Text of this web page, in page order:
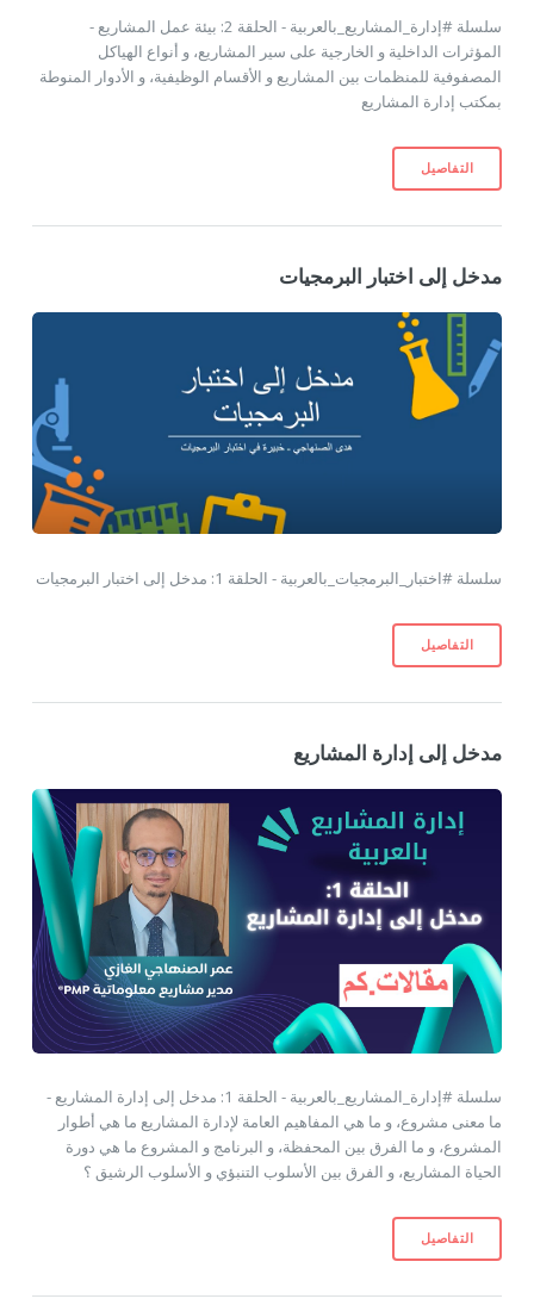
سلسلة #إدارة_المشاريع_بالعربية - الحلقة 2: بيئة عمل المشاريع -
المؤثرات الداخلية و الخارجية على سير المشاريع، و أنواع الهياكل
المصفوفية للمنظمات بين المشاريع و الأقسام الوظيفية، و الأدوار المنوطة
بمكتب إدارة المشاريع
التفاصيل
مدخل إلى اختبار البرمجيات
سلسلة #اختبار_البرمجيات_بالعربية - الحلقة 1: مدخل إلى اختبار البرمجيات
التفاصيل
مدخل إلى إدارة المشاريع
سلسلة #إدارة_المشاريع_بالعربية - الحلقة 1: مدخل إلى إدارة المشاريع -
ما معنى مشروع، و ما هي المفاهيم العامة لإدارة المشاريع ما هي أطوار
المشروع، و ما الفرق بين المحفظة، و البرنامج و المشروع ما هي دورة
الحياة المشاريع، و الفرق بين الأسلوب التنبؤي و الأسلوب الرشيق ؟
التفاصيل